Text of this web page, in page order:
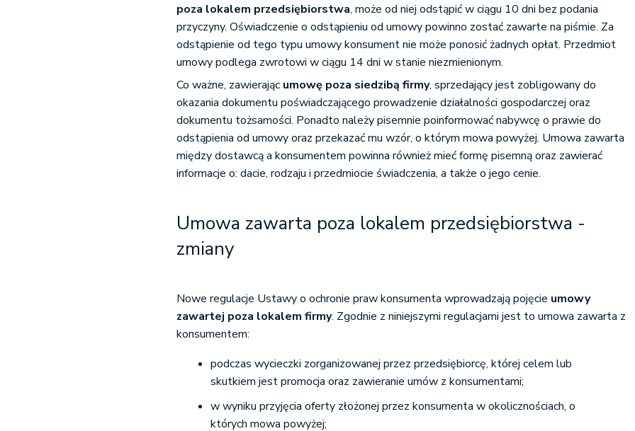
poza lokalem przedsiębiorstwa, może od niej odstąpić w ciągu 10 dni bez podania
przyczyny. Oświadczenie o odstąpieniu od umowy powinno zostać zawarte na piśmie. Za
odstąpienie od tego typu umowy konsument nie może ponosić żadnych opłat. Przedmiot
umowy podlega zwrotowi w ciągu 14 dni w stanie niezmienionym.
Co ważne, zawierając umowę poza siedzibą firmy, sprzedający jest zobligowany do
okazania dokumentu poświadczającego prowadzenie działalności gospodarczej oraz
dokumentu tożsamości. Ponadto należy pisemnie poinformować nabywcę o prawie do
odstąpienia od umowy oraz przekazać mu wzór, o którym mowa powyżej. Umowa zawarta
między dostawcą a konsumentem powinna również mieć formę pisemną oraz zawierać
informacje o: dacie, rodzaju i przedmiocie świadczenia, a także o jego cenie.
Umowa zawarta poza lokalem przedsiębiorstwa -
zmiany
Nowe regulacje Ustawy o ochronie praw konsumenta wprowadzają pojęcie umowy
zawartej poza lokalem firmy. Zgodnie z niniejszymi regulacjami jest to umowa zawarta z
konsumentem:
podczas wycieczki zorganizowanej przez przedsiębiorcę, której celem lub
skutkiem jest promocja oraz zawieranie umów z konsumentami;
w wyniku przyjęcia oferty złożonej przez konsumenta w okolicznościach, o
których mowa powyżej;